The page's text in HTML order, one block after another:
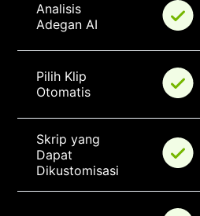
Analisis
Adegan AI
Pilih Klip
Otomatis
Skrip yang
Dapat
Dikustomisasi